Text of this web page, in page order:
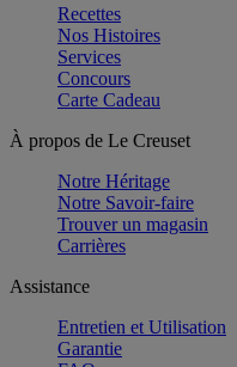
Recettes
Nos Histoires
Services
Concours
Carte Cadeau
À propos de Le Creuset
Notre Héritage
Notre Savoir-faire
Trouver un magasin
Carrières
Assistance
Entretien et Utilisation
Garantie